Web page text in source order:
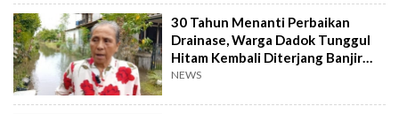
30 Tahun Menanti Perbaikan
Drainase, Warga Dadok Tunggul
Hitam Kembali Diterjang Banjir
Parah
NEWS